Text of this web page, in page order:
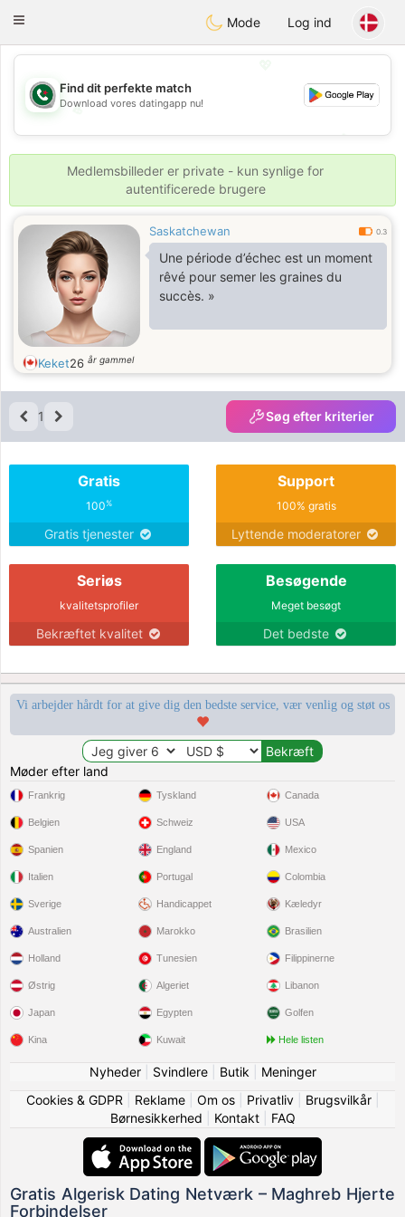
Weshrak
Toggle
Mode Log ind
💖
💕
💕
Find dit perfekte match
Download vores datingapp nu!
Medlemsbilleder er private - kun synlige for
autentificerede brugere
Saskatchewan 0.3
Une période d’échec est un moment
rêvé pour semer les graines du
succès. »
Keket26 år gammel
1 Søg efter kriterier
Gratis
100%
Gratis tjenester
Support
100% gratis
Lyttende moderatorer
Seriøs
kvalitetsprofiler
Bekræftet kvalitet
Besøgende
Meget besøgt
Det bedste
Vi arbejder hårdt for at give dig den bedste service, vær venlig og støt os
Møder efter land
Frankrig
Belgien
Spanien
Italien
Sverige
Tyskland
Schweiz
England
Portugal
Handicappet
Canada
USA
Mexico
Colombia
Kæledyr
Australien
Holland
Østrig
Japan
Kina
Marokko
Tunesien
Algeriet
Egypten
Kuwait
Brasilien
Filippinerne
Libanon
Golfen
Hele listen
Nyheder| Svindlere| Butik
Meninger
Cookies & GDPR
Reklame| Om os| Privatliv| Brugsvilkår|
Børnesikkerhed
Kontakt| FAQ
Gratis Algerisk Dating Netværk – Maghreb Hjerte
Forbindelser